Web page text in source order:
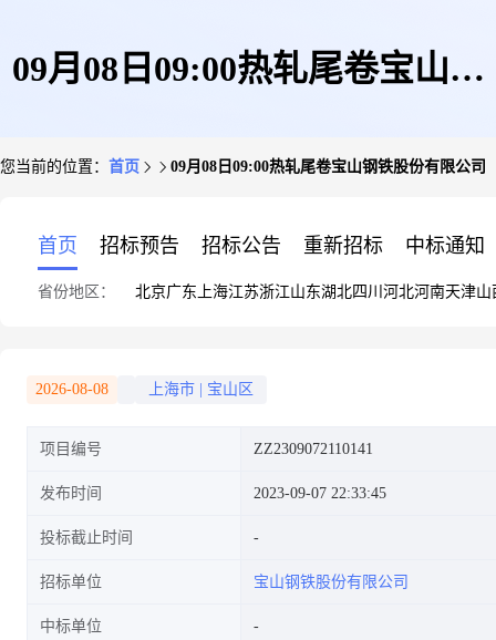
09月08日09:00热轧尾卷宝山钢
您当前的位置： 首页 09月08日09:00热轧尾卷宝山钢铁股份有限公司
首页 招标预告 招标公告 重新招标 中标通知
省份地区： 北京广东 上海江苏浙江山东湖北四川 河北河南天津山
2026-08-08 上海市 宝山区
项目编号 ZZ2309072110141
发布时间 2023-09-07 22:33:45
投标截止时间
招标单位 宝山钢铁股份有限公司
中标单位